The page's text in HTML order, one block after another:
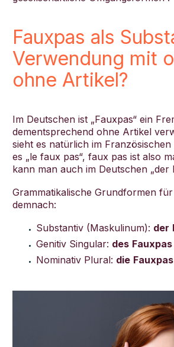
Fauxpas als
Verwendung mit
ohne Artikel?
Im Deutschen ist „Fauxpas“ ein
dementsprechend ohne Artikel
sieht es natürlich im
es „le faux pas“, faux pas ist also
kann man auch im Deutschen „der
Grammatikalische Grundformen
demnach:
Substantiv (Maskulinum): der
Genitiv Singular: des Fauxpas
Nominativ Plural: die Fauxpas